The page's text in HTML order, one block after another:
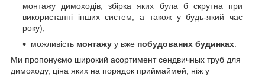
монтажу димоходів, збірка яких була б скрутна при
використанні інших систем, а також у будь-який час
року);
можливість монтажу у вже побудованих будинках
Ми пропонуємо широкий асортимент сендвичных труб для
димоходу, ціна яких на порядок приймаймей, ніж у